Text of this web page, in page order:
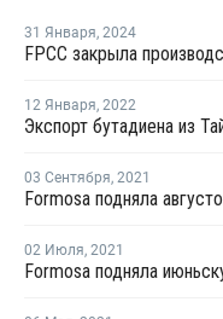
31 Января, 2024
12 Января, 2022
03 Сентября, 2021
02 Июля, 2021